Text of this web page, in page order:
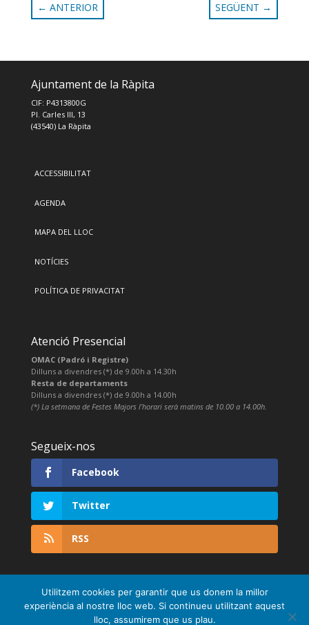
← ANTERIOR SEGÜENT →
Ajuntament de la Ràpita
CIF: P4313800G
Pl. Carles III, 13
(43540) La Ràpita
ACCESSIBILITAT
AGENDA
MAPA DEL LLOC
NOTÍCIES
POLÍTICA DE PRIVACITAT
Atenció Presencial
OMAC (Padró i Registre)
Dilluns a divendres (*) de 9.00h a 14.30h
Resta de departaments
Dilluns a divendres (*) de 9.00h a 14.00h
(*) La setmana de Festes Majors l’horari serà matins de 10.00 a 14.00h.
Segueix-nos
Facebook
Twitter
RSS
Utilitzem cookies per garantir que us donem la millor
experiència al nostre lloc web. Si continueu utilitzant aquest
lloc, assumirem que us plau.